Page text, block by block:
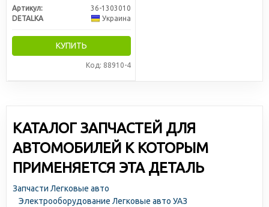
Артикул:
36-1303010
DETALKA
Украина
КУПИТЬ
Код: 88910-4
КАТАЛОГ ЗАПЧАСТЕЙ ДЛЯ
АВТОМОБИЛЕЙ К КОТОРЫМ
ПРИМЕНЯЕТСЯ ЭТА ДЕТАЛЬ
Запчасти Легковые авто
Электрооборудование Легковые авто УАЗ